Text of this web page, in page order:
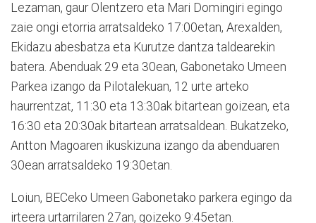
Lezaman, gaur Olentzero eta Mari Domingiri egingo
zaie ongi etorria arratsaldeko 17:00etan, Arexalden,
Ekidazu abesbatza eta Kurutze dantza taldearekin
batera. Abenduak 29 eta 30ean, Gabonetako Umeen
Parkea izango da Pilotalekuan, 12 urte arteko
haurrentzat, 11:30 eta 13:30ak bitartean goizean, eta
16:30 eta 20:30ak bitartean arratsaldean. Bukatzeko,
Antton Magoaren ikuskizuna izango da abenduaren
30ean arratsaldeko 19:30etan.
Loiun, BECeko Umeen Gabonetako parkera egingo da
irteera urtarrilaren 27an, goizeko 9:45etan.